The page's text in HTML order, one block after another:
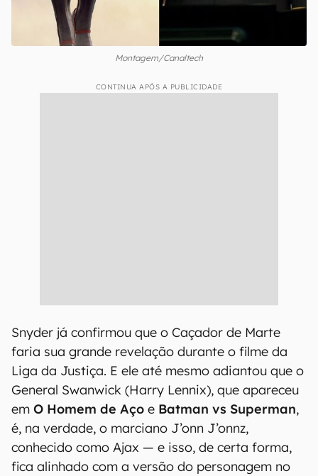
Montagem/Canaltech
CONTINUA APÓS A PUBLICIDADE
Snyder já confirmou que o Caçador de Marte
faria sua grande revelação durante o filme da
Liga da Justiça. E ele até mesmo adiantou que o
General Swanwick (Harry Lennix), que apareceu
em O Homem de Aço e Batman vs Superman,
é, na verdade, o marciano J’onn J’onnz,
conhecido como Ajax — e isso, de certa forma,
fica alinhado com a versão do personagem no